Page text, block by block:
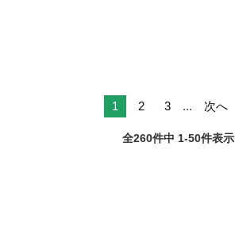
1 2 3 ... 次へ
全260件中 1-50件表示